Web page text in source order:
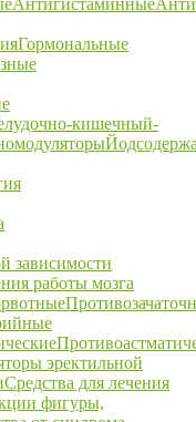
Антигистаминные
Гормональные
кишечный-
зависимости
работы мозга
эректильной
Средства для лечения
фигуры,